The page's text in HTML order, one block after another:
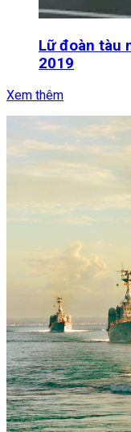
Lữ đoàn tàu
2019
Xem thêm